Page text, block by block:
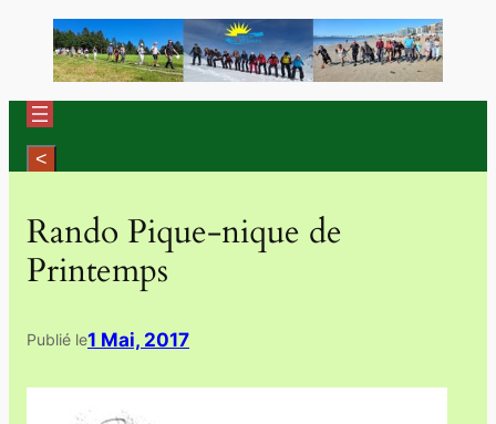
contenu
Rando Pique-nique de
Printemps
Publié le1 Mai, 2017